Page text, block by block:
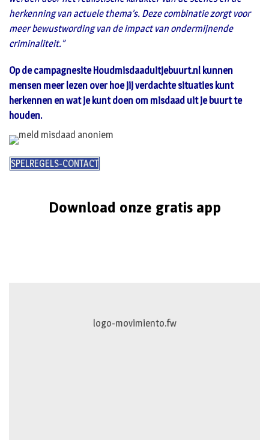
herkenning van actuele thema’s. Deze combinatie zorgt voor
meer bewustwording van de impact van ondermijnende
criminaliteit.”
Op de campagnesite Houdmisdaaduitjebuurt.nl kunnen
mensen meer lezen over hoe jij verdachte situaties kunt
herkennen en wat je kunt doen om misdaad uit je buurt te
houden.
SPELREGELS-CONTACT
Download onze gratis app
logo-movimiento.fw